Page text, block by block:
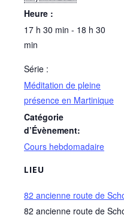
Heure :
17 h 30 min - 18 h 30
min
Série :
Méditation de pleine
présence en Martinique
Catégorie
d’Évènement:
Cours hebdomadaire
LIEU
82 ancienne route de
82 ancienne route de